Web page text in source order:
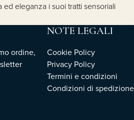
eleganza i suoi tratti sensoriali
ordine,
NOTE LEGALI
Cookie Policy
Privacy Policy
Termini e condizioni
Condizioni di spedizione